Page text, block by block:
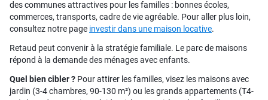
des communes attractives pour les familles : bonnes écoles,
commerces, transports, cadre de vie agréable. Pour aller plus loin,
consultez notre page investir dans une maison locative.
Retaud peut convenir à la stratégie familiale. Le parc de maisons
répond à la demande des ménages avec enfants.
Quel bien cibler ? Pour attirer les familles, visez les maisons avec
jardin (3-4 chambres, 90-130 m²) ou les grands appartements (T4-